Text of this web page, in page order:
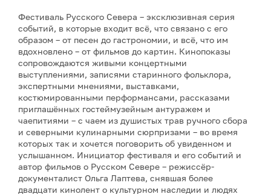
Фестиваль Русского Севера – эксклюзивная серия
событий, в которые входит всё, что связано с его
образом – от песен до гастрономии, и всё, что им
вдохновлено – от фильмов до картин. Кинопоказы
сопровождаются живыми концертными
выступлениями, записями старинного фольклора,
экспертными мнениями, выставками,
костюмированными перформансами, рассказами
приглашённых гостеймузейным антуражем и
чаепитиями – с чаем из душистых трав ручного сбора
и северными кулинарными сюрпризами – во время
которых так и хочется поговорить об увиденном и
услышанном. Инициатор фестиваля и его событий и
автор фильмов о Русском Севере – режиссёр-
документалист Ольга Лаптева, снявшая более
двадцати кинолент о культурном наследии и людях